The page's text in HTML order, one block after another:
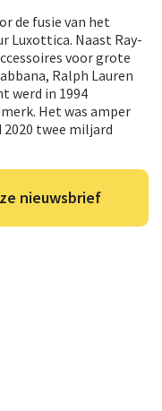
de fusie van het
Luxottica. Naast Ray-
voor grote
Ralph Lauren
werd in 1994
Het was amper
2020 twee miljard
nieuwsbrief